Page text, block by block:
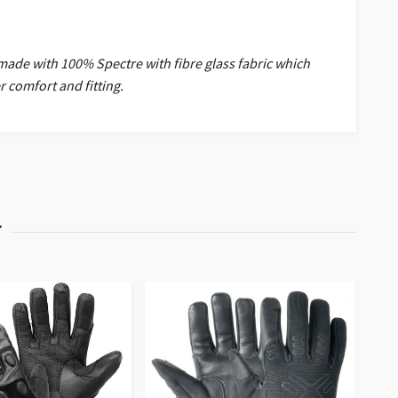
with 100% Spectre with fibre glass fabric which
comfort and fitting.